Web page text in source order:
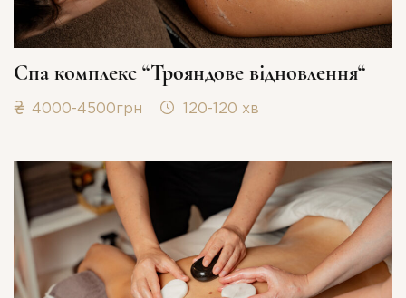
Спа комплекс “Трояндове відновлення“
4000-4500грн 120-120 хв